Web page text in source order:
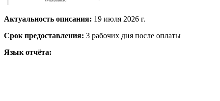
Актуальность описания: 19 июля 2026 г.
Срок предоставления: 3 рабочих дня после оплаты
Язык отчёта: